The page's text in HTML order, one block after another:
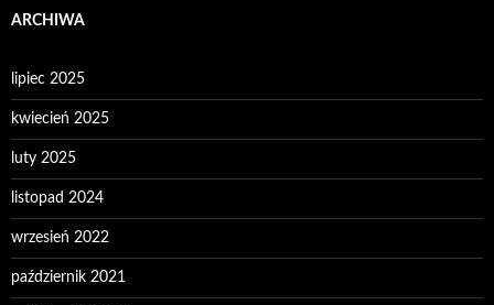
ARCHIWA
lipiec 2025
kwiecień 2025
luty 2025
listopad 2024
wrzesień 2022
październik 2021